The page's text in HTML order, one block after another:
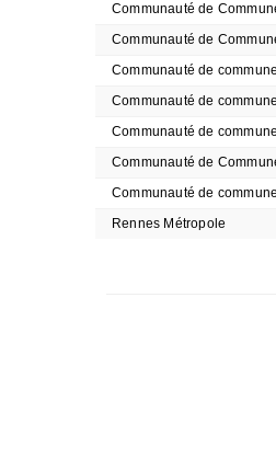
Communauté de
Communauté de
Communauté de
Communauté de
Communauté de
Communauté de
Communauté de
Rennes Métropole